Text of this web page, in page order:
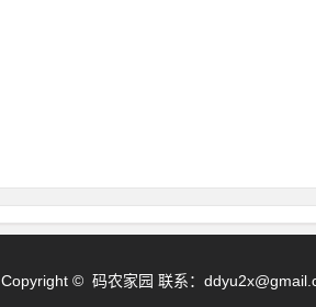
Copyright © 码农家园 联系：